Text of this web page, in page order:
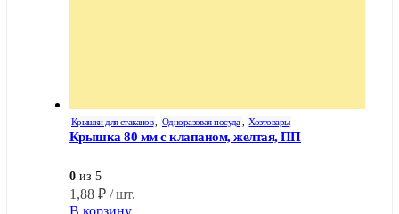
Крышки для стаканов Одноразовая посуда Хозтовары
Крышка 80 мм с клапаном, желтая, ПП
0 из 5
1,88 ₽ / шт.